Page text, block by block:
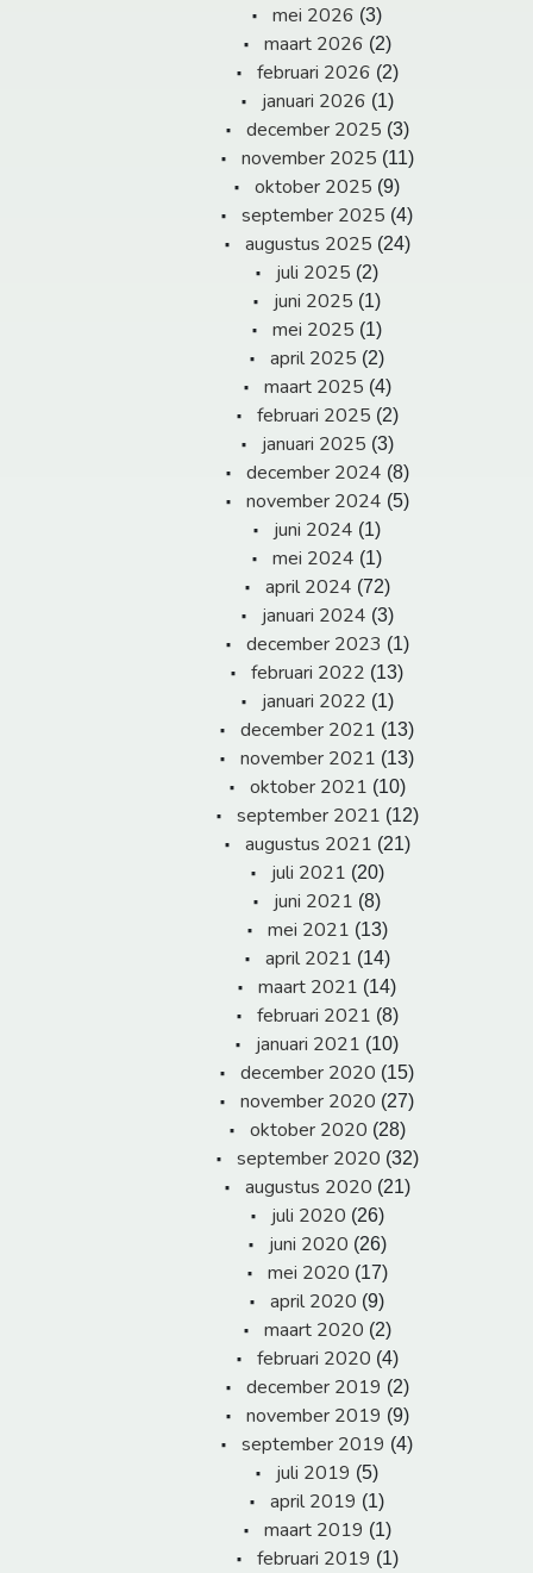
mei 2026 (3)
maart 2026 (2)
februari 2026 (2)
januari 2026 (1)
december 2025 (3)
november 2025 (11)
oktober 2025 (9)
september 2025 (4)
augustus 2025 (24)
juli 2025 (2)
juni 2025 (1)
mei 2025 (1)
april 2025 (2)
maart 2025 (4)
februari 2025 (2)
januari 2025 (3)
december 2024 (8)
november 2024 (5)
juni 2024 (1)
mei 2024 (1)
april 2024 (72)
januari 2024 (3)
december 2023 (1)
februari 2022 (13)
januari 2022 (1)
december 2021 (13)
november 2021 (13)
oktober 2021 (10)
september 2021 (12)
augustus 2021 (21)
juli 2021 (20)
juni 2021 (8)
mei 2021 (13)
april 2021 (14)
maart 2021 (14)
februari 2021 (8)
januari 2021 (10)
december 2020 (15)
november 2020 (27)
oktober 2020 (28)
september 2020 (32)
augustus 2020 (21)
juli 2020 (26)
juni 2020 (26)
mei 2020 (17)
april 2020 (9)
maart 2020 (2)
februari 2020 (4)
december 2019 (2)
november 2019 (9)
september 2019 (4)
juli 2019 (5)
april 2019 (1)
maart 2019 (1)
februari 2019 (1)